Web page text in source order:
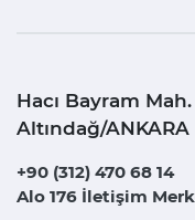
Hacı Bayram
Altındağ/ANKARA
+90 (312) 470 68 14
Alo 176 İletişim